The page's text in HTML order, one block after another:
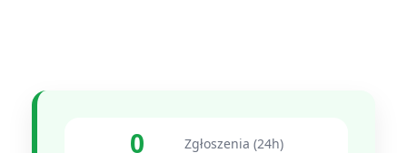
0 Zgłoszenia (24h)